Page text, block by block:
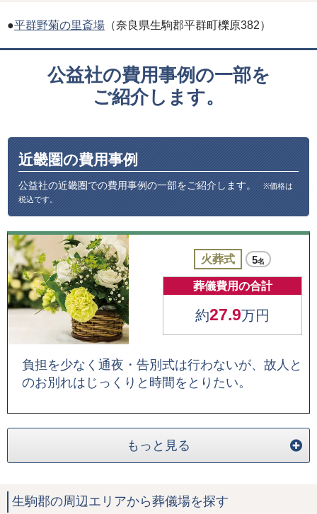
●平群野菊の里斎場 （奈良県生駒郡平群町櫟原382）
公益社の費用事例の一部を
ご紹介します。
近畿圏の費用事例
公益社の近畿圏での費用事例の一部をご紹介します。
※価格は
税込です。
火葬式 5名
葬儀費用の合計
約27.9万円
負担を少なく通夜・告別式は行わないが、故人と
のお別れはじっくりと時間をとりたい。
もっと見る
生駒郡の周辺エリアから葬儀場を探す